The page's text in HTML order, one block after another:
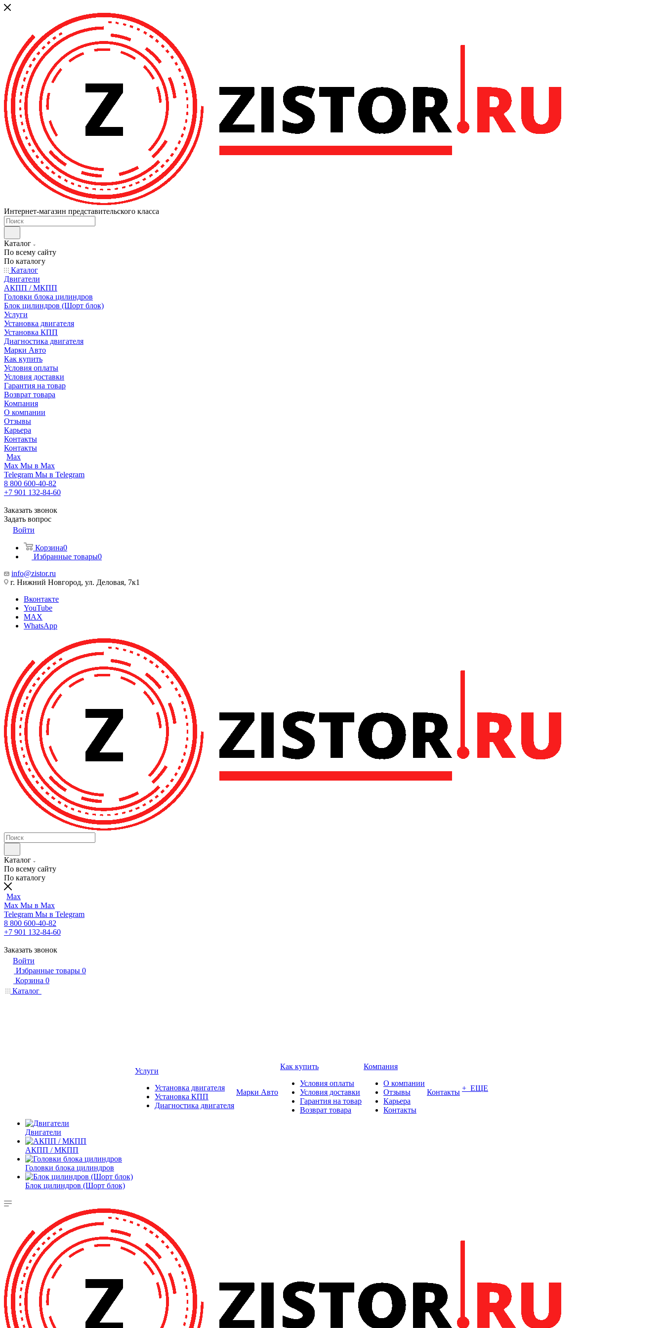
Интернет-магазин представительского класса
Каталог
По всему сайту
По каталогу
Каталог
Двигатели
АКПП / МКПП
Головки блока цилиндров
Блок цилиндров (Шорт блок)
Услуги
Установка двигателя
Установка КПП
Диагностика двигателя
Марки Авто
Как купить
Условия оплаты
Условия доставки
Гарантия на товар
Возврат товара
Компания
О компании
Отзывы
Карьера
Контакты
Контакты
Max
Max Мы в Max
Telegram Мы в Telegram
8 800 600-40-82
+7 901 132-84-60
Заказать звонок
Задать вопрос
Войти
Корзина0
Избранные товары0
info@zistor.ru
г. Нижний Новгород, ул. Деловая, 7к1
Вконтакте
YouTube
MAX
WhatsApp
Каталог
По всему сайту
По каталогу
Max
Max Мы в Max
Telegram Мы в Telegram
8 800 600-40-82
+7 901 132-84-60
Заказать звонок
Войти
Избранные товары 0
Корзина 0
Каталог
Двигатели
АКПП / МКПП
Головки блока цилиндров
Блок цилиндров (Шорт блок)
Услуги
Установка двигателя
Установка КПП
Диагностика двигателя
Марки Авто
Как купить
Условия оплаты
Условия доставки
Гарантия на товар
Возврат товара
Компания
О компании
Отзывы
Карьера
Контакты
Контакты + ЕЩЕ